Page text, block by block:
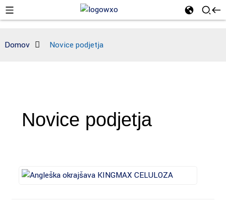
Domov Novice podjetja
Novice podjetja